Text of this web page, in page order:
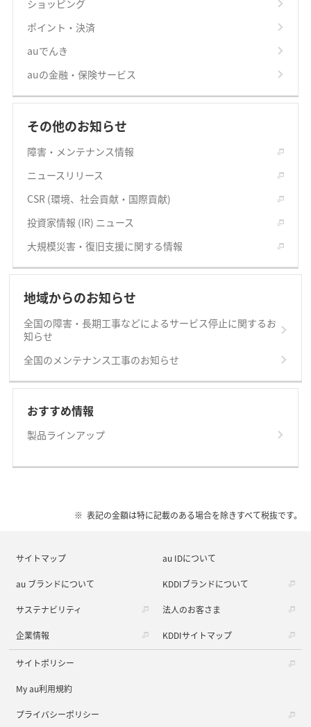
ショッピング
ポイント・決済
auでんき
auの金融・保険サービス
その他のお知らせ
障害・メンテナンス情報
ニュースリリース
CSR (環境、社会貢献・国際貢献)
投資家情報 (IR) ニュース
大規模災害・復旧支援に関する情報
地域からのお知らせ
全国の障害・長期工事などによるサービス停止に関するお
知らせ
全国のメンテナンス工事のお知らせ
おすすめ情報
製品ラインアップ
表記の金額は特に記載のある場合を除きすべて税抜です。
サイトマップ au IDについて
au ブランドについて KDDIブランドについて
サステナビリティ 法人のお客さま
企業情報 KDDIサイトマップ
サイトポリシー
My au利用規約
プライバシーポリシー